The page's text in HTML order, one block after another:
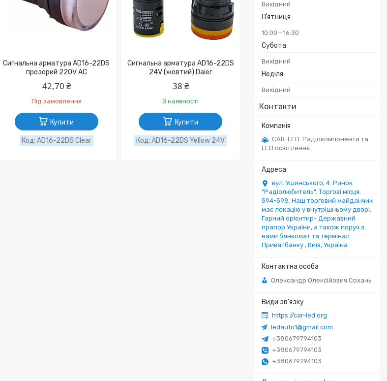
Вихідний
Пʼятниця
10:00 16:30
Субота
Вихідний
Неділя
Вихідний
Контакти
CAR-LED. Радіокомпоненти та
LED освітлення.
вул. Ушинського, 4. Ринок
"Радіолюбитель". Торгові місця:
594-598. Наш торговий майданчик
має локацію у внутрішньому дворі.
Гарний орієнтир- Державний
прапор України, а також поруч з
нами банкомат та термінал
Приватбанку., Київ, Україна
Олександр Олексійович Сохань
https://car-led.org
ledauto1@gmail.com
+380679794103
+380679794103
+380679794103
Сигнальна арматура AD16-22DS
прозорий 220V АC
42,70 ₴
Під замовлення
Купити
AD16-22DS Clear
Сигнальна арматура AD16-22DS
24V (жовтий) Daier
38 ₴
В наявності
Купити
AD16-22DS Yellow 24V